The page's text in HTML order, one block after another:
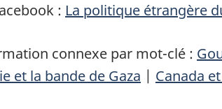
: La politique étrangère
connexe par mot-clé :
et la bande de Gaza | Canada